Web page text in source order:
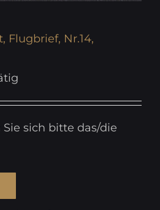
Flugbrief, Nr.14,
sich bitte das/die